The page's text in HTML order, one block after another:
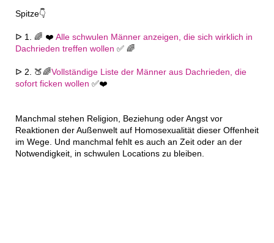
Spitze👇
ᐅ 1. 🌈 ❤️ Alle schwulen Männer anzeigen, die sich wirklich in
Dachrieden treffen wollen ✅ 🌈
ᐅ 2. 🍑🌈Vollständige Liste der Männer aus Dachrieden, die
sofort ficken wollen ✅❤️
Manchmal stehen Religion, Beziehung oder Angst vor
Reaktionen der Außenwelt auf Homosexualität dieser Offenheit
im Wege. Und manchmal fehlt es auch an Zeit oder an der
Notwendigkeit, in schwulen Locations zu bleiben.